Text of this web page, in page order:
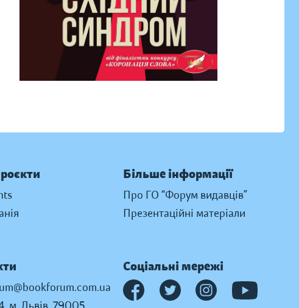
Більше інформації
Про ГО “Форум видавців”
Презентаційні матеріали
Соціальні мережі